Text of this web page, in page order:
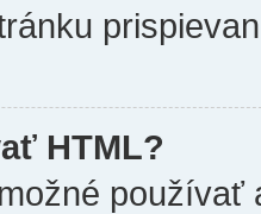
HTML?